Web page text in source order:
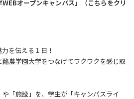
オープンキャンパス」（こちらをクリ
を伝える１日！
農学園大学をつなげてワクワクを感じ取
「施設」を、学生が「キャンパスライ